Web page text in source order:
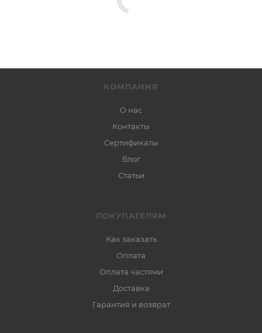
КОМПАНИЯ
О нас
Контакты
Сертификаты
Блог
Статьи
ПОКУПАТЕЛЯМ
Как заказать
Оплата
Оплата частями
Доставка
Гарантия и возврат